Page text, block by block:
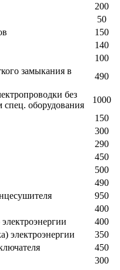
200
50
150
140
100
замыкания в
490
без
спец. оборудования
1000
150
300
290
450
500
490
950
400
400
электроэнергии
350
450
300